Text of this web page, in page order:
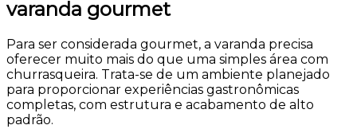
varanda gourmet
Para ser considerada gourmet, a varanda precisa
oferecer muito mais do que uma simples área com
churrasqueira. Trata-se de um ambiente planejado
para proporcionar experiências gastronômicas
completas, com estrutura e acabamento de alto
padrão.